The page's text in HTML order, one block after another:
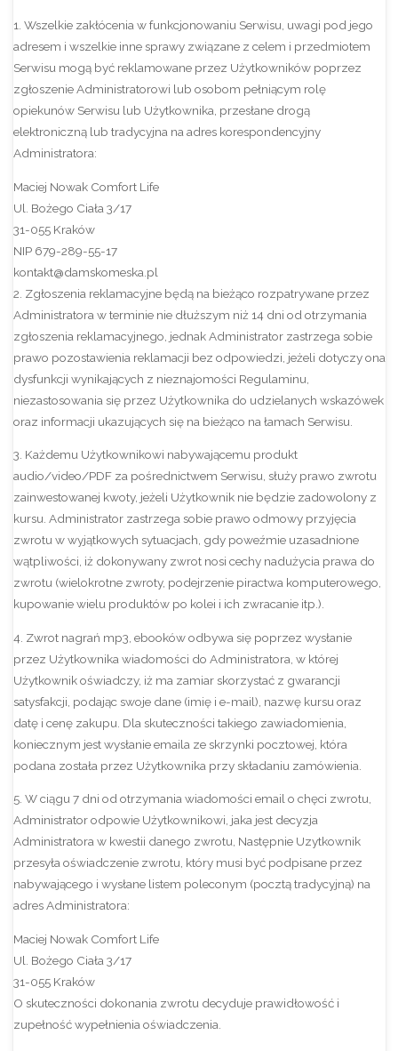
1. Wszelkie zakłócenia w funkcjonowaniu Serwisu, uwagi pod jego
adresem i wszelkie inne sprawy związane z celem i przedmiotem
Serwisu mogą być reklamowane przez Użytkowników poprzez
zgłoszenie Administratorowi lub osobom pełniącym rolę
opiekunów Serwisu lub Użytkownika, przesłane drogą
elektroniczną lub tradycyjna na adres korespondencyjny
Administratora:
Maciej Nowak Comfort Life
Ul. Bożego Ciała 3/17
31-055 Kraków
NIP 679-289-55-17
kontakt@damskomeska.pl
2. Zgłoszenia reklamacyjne będą na bieżąco rozpatrywane przez
Administratora w terminie nie dłuższym niż 14 dni od otrzymania
zgłoszenia reklamacyjnego, jednak Administrator zastrzega sobie
prawo pozostawienia reklamacji bez odpowiedzi, jeżeli dotyczy ona
dysfunkcji wynikających z nieznajomości Regulaminu,
niezastosowania się przez Użytkownika do udzielanych wskazówek
oraz informacji ukazujących się na bieżąco na łamach Serwisu.
3. Każdemu Użytkownikowi nabywającemu produkt
audio/video/PDF za pośrednictwem Serwisu, służy prawo zwrotu
zainwestowanej kwoty, jeżeli Użytkownik nie będzie zadowolony z
kursu. Administrator zastrzega sobie prawo odmowy przyjęcia
zwrotu w wyjątkowych sytuacjach, gdy poweźmie uzasadnione
wątpliwości, iż dokonywany zwrot nosi cechy nadużycia prawa do
zwrotu (wielokrotne zwroty, podejrzenie piractwa komputerowego,
kupowanie wielu produktów po kolei i ich zwracanie itp.).
4. Zwrot nagrań mp3, ebooków odbywa się poprzez wysłanie
przez Użytkownika wiadomości do Administratora, w której
Użytkownik oświadczy, iż ma zamiar skorzystać z gwarancji
satysfakcji, podając swoje dane (imię i e-mail), nazwę kursu oraz
datę i cenę zakupu. Dla skuteczności takiego zawiadomienia,
koniecznym jest wysłanie emaila ze skrzynki pocztowej, która
podana została przez Użytkownika przy składaniu zamówienia.
5. W ciągu 7 dni od otrzymania wiadomości email o chęci zwrotu,
Administrator odpowie Użytkownikowi, jaka jest decyzja
Administratora w kwestii danego zwrotu, Następnie Uzytkownik
przesyła oświadczenie zwrotu, który musi być podpisane przez
nabywającego i wysłane listem poleconym (pocztą tradycyjną) na
adres Administratora:
Maciej Nowak Comfort Life
Ul. Bożego Ciała 3/17
31-055 Kraków
O skuteczności dokonania zwrotu decyduje prawidłowość i
zupełność wypełnienia oświadczenia.